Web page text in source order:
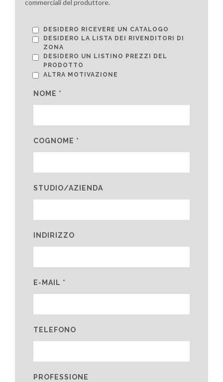
commerciali del produttore.
DESIDERO RICEVERE UN CATALOGO
DESIDERO LA LISTA DEI RIVENDITORI DI
ZONA
DESIDERO UN LISTINO PREZZI DEL
PRODOTTO
ALTRA MOTIVAZIONE
NOME *
COGNOME *
STUDIO/AZIENDA
INDIRIZZO
E-MAIL *
TELEFONO
PROFESSIONE